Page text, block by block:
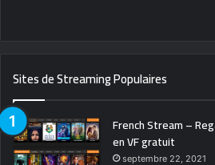
Sites de Streaming Populaires
French Stream –
en VF gratuit
septembre 22, 2021